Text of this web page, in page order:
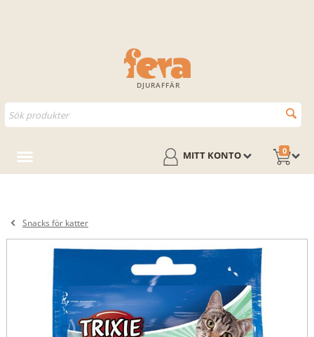
DJURAFFÄR
0
MITT KONTO
Snacks för katter